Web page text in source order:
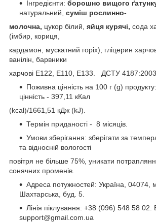
Інгредієнти: борошно вищого
натуральний, суміш рослинно-
молочна, цукор білий, яйця курячі, сода
(імбир, кориця,
кардамон, мускатний горіх), гліцерин
ванілін, барвники
харчові Е122, E110, E133. ДСТУ 4187:2003
Поживна цінність на 100 г (g)
цінність - 397,11 кКал
(kcal)/1661,51 кДж (kJ).
Термін приданості - 8 місяців.
Умови зберігання: зберігати за
та відносній вологості
повітря не більше 75%, уникати
сонячних променів.
Адреса потужностей: Україна, 04074,
Шахтарська, буд. 5.
Лінія піклування: +38 (096) 548 58 02.
support@gmail.com.ua